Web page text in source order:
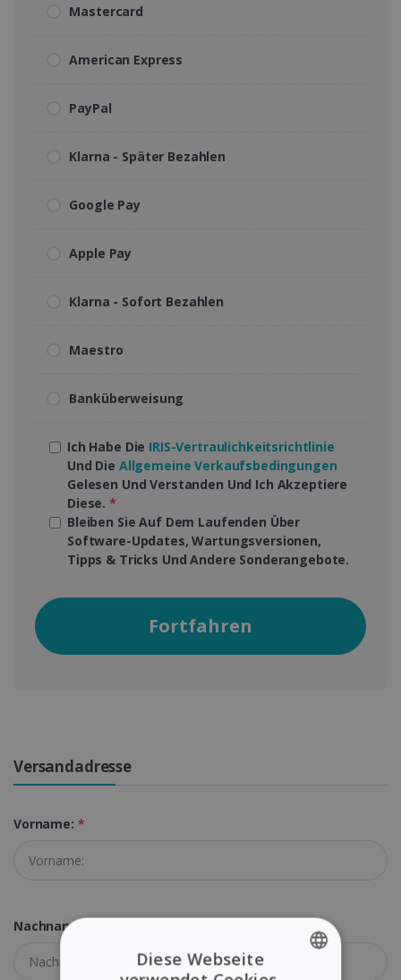
Mastercard
American Express
PayPal
Klarna - Später Bezahlen
Google Pay
Apple Pay
Klarna - Sofort Bezahlen
Maestro
Banküberweisung
Ich Habe Die IRIS-Vertraulichkeitsrichtlinie
Und Die Allgemeine Verkaufsbedingungen
Gelesen Und Verstanden Und Ich Akzeptiere
Diese. *
Bleiben Sie Auf Dem Laufenden Über
Software-Updates, Wartungsversionen,
Tipps & Tricks Und Andere Sonderangebote.
Fortfahren
Versandadresse
Vorname: *
Nachname:
Diese Webseite